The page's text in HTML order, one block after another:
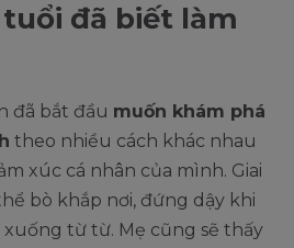
tuổi đã biết làm
đã bắt đầu muốn khám phá
theo nhiều cách khác nhau
xúc cá nhân của mình. Giai
bò khắp nơi, đứng dậy khi
xuống từ từ. Mẹ cũng sẽ thấy